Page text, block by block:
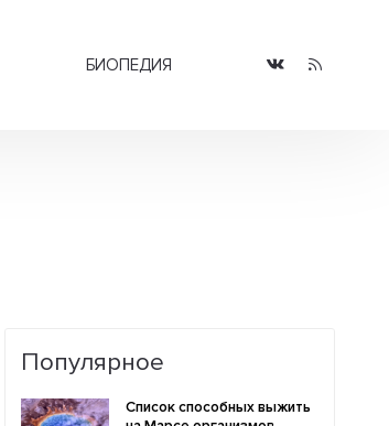
БИОПЕДИЯ
Популярное
Список способных выжить